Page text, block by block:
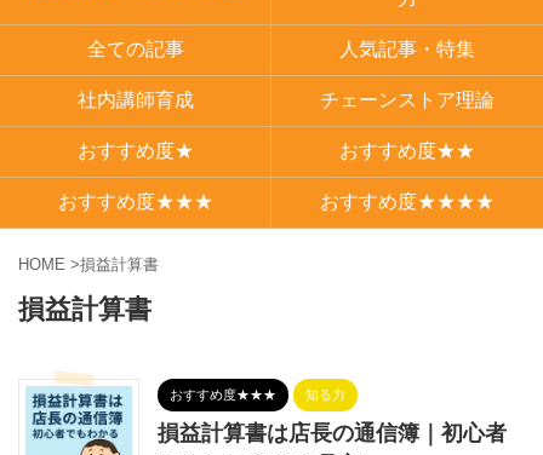
全ての記事 人気記事・特集
社内講師育成 チェーンストア理論
おすすめ度★ おすすめ度★★
おすすめ度★★★ おすすめ度★★★★
HOME >損益計算書
損益計算書
おすすめ度★★★ 知る力
損益計算書は店長の通信簿｜初心者